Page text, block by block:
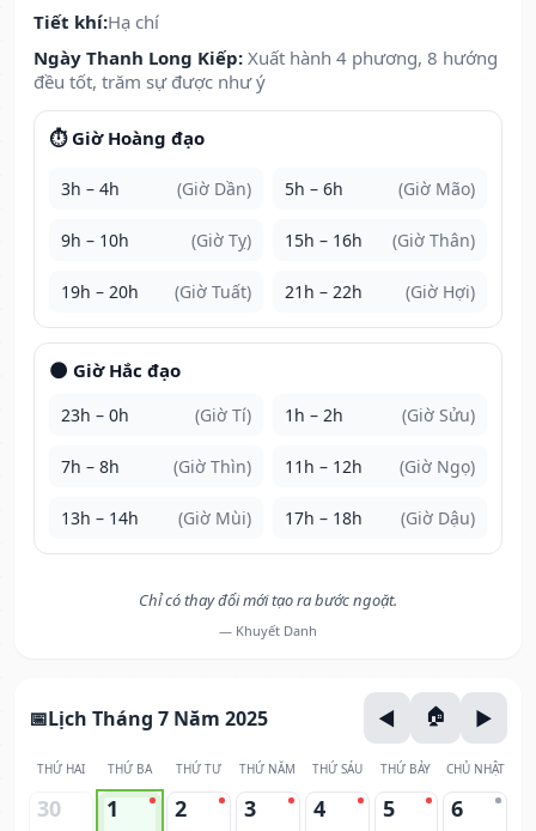
Tiết khí:Hạ chí
Ngày Thanh Long Kiếp: Xuất hành 4 phương, 8 hướng
đều tốt, trăm sự được như ý
⏱️ Giờ Hoàng đạo
3h – 4h (Giờ Dần) 5h – 6h (Giờ Mão)
9h – 10h (Giờ Tỵ) 15h – 16h (Giờ Thân)
19h – 20h (Giờ Tuất) 21h – 22h (Giờ Hợi)
🌑 Giờ Hắc đạo
23h – 0h (Giờ Tí) 1h – 2h (Giờ Sửu)
7h – 8h (Giờ Thìn) 11h – 12h (Giờ Ngọ)
13h – 14h (Giờ Mùi) 17h – 18h (Giờ Dậu)
Chỉ có thay đổi mới tạo ra bước ngoặt.
— Khuyết Danh
Lịch Tháng 7 Năm 2025
THỨ HAI THỨ BA THỨ TƯ THỨ NĂM THỨ SÁU THỨ BẢY CHỦ NHẬT
30 1 2 3 4 5 6